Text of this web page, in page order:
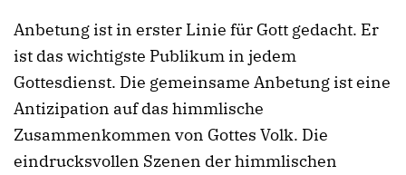
Anbetung ist in erster Linie für Gott gedacht. Er
ist das wichtigste Publikum in jedem
Gottesdienst. Die gemeinsame Anbetung ist eine
Antizipation auf das himmlische
Zusammenkommen von Gottes Volk. Die
eindrucksvollen Szenen der himmlischen